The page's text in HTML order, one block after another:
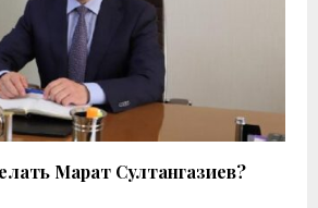
Марат Султангазиев?